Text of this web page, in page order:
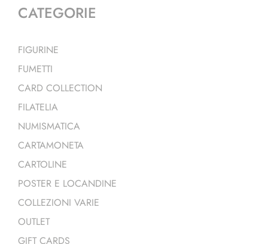
CATEGORIE
FIGURINE
FUMETTI
CARD COLLECTION
FILATELIA
NUMISMATICA
CARTAMONETA
CARTOLINE
POSTER E LOCANDINE
COLLEZIONI VARIE
OUTLET
GIFT CARDS